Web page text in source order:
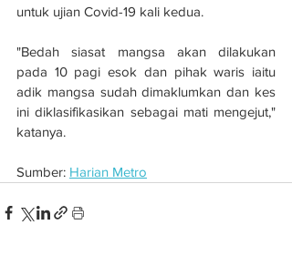
untuk ujian Covid-19 kali kedua.
"Bedah siasat mangsa akan dilakukan
pada 10 pagi esok dan pihak waris iaitu
adik mangsa sudah dimaklumkan dan kes
ini diklasifikasikan sebagai mati mengejut,"
katanya.
Sumber: Harian Metro